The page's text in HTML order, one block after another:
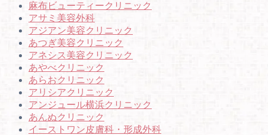
麻布ビューティークリニック
アサミ美容外科
アジアン美容クリニック
あつぎ美容クリニック
アネシス美容クリニック
あやべクリニック
あらおクリニック
アリシアクリニック
アンジュール横浜クリニック
あんぬクリニック
イーストワン皮膚科・形成外科